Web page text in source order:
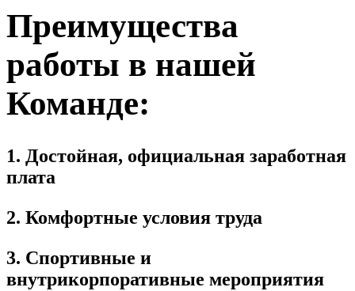
Преимущества
работы в нашей
Команде:
1. Достойная, официальная заработная
плата
2. Комфортные условия труда
3. Спортивные и
внутрикорпоративные мероприятия